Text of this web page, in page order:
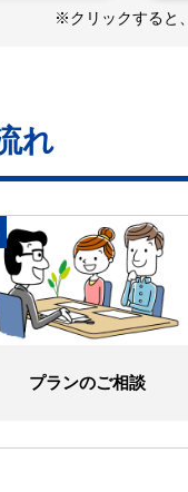
※クリックすると
れ
プランのご相談